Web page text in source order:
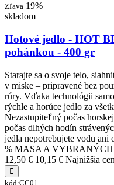
Zľava 19%
skladom
Hotové jedlo - HOT
pohánkou - 400 gr
Starajte sa o svoje telo,
v miske – pripravené bez
rúry. Vďaka technológii
rýchle a horúce jedlo za
Nezastupiteľný počas
počas dlhých hodín
jedla nepotrebujete vodu
% MASA A
12,50 €10,15 € Najnižšia
kód:CC01